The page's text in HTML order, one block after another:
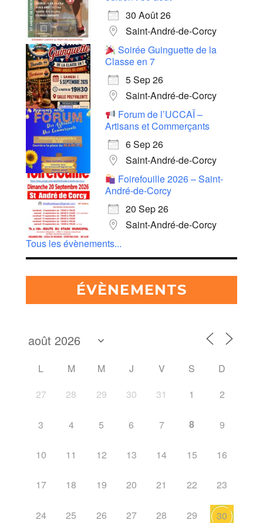
30 Août 26
Saint-André-de-Corcy
Soirée Guinguette de la
Classe en 7
5 Sep 26
Saint-André-de-Corcy
Forum de l’UCCAÏ –
Artisans et Commerçants
6 Sep 26
Saint-André-de-Corcy
Foirefouille 2026 – Saint-
André-de-Corcy
20 Sep 26
Saint-André-de-Corcy
Tous les évènements...
ÉVÈNEMENTS
L M M J V S
D
27
28 29 30 31 1 2
3 4 5 6 7 8 9
10 11 12 13 14 15 16
17 18 19 20 21 22 23
24 25 26 27 28 29 30